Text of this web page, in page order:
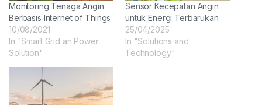
Monitoring Tenaga Angin
Berbasis Internet of Things
10/08/2021
In "Smart Grid an Power
Solution"
Sensor Kecepatan Angin
untuk Energi Terbarukan
25/04/2025
In "Solutions and
Technology"